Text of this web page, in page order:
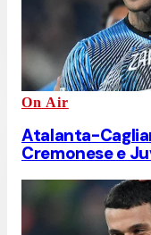
On Air
Atalanta-
Cremonese e